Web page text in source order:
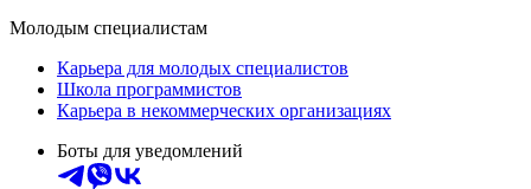
Молодым специалистам
Карьера для молодых специалистов
Школа программистов
Карьера в некоммерческих организациях
Боты для уведомлений